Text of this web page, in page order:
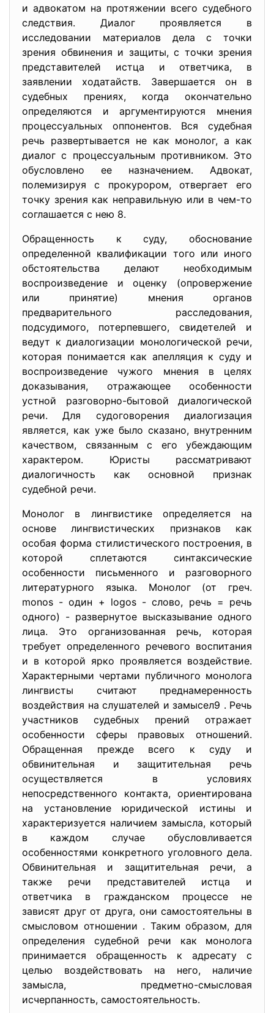
и адвокатом на протяжении всего судебного
следствия. Диалог проявляется в
исследовании материалов дела с точки
зрения обвинения и защиты, с точки зрения
представителей истца и ответчика, в
заявлении ходатайств. Завершается он в
судебных прениях, когда окончательно
определяются и аргументируются мнения
процессуальных оппонентов. Вся судебная
речь развертывается не как монолог, а как
диалог с процессуальным противником. Это
обусловлено ее назначением. Адвокат,
полемизируя с прокурором, отвергает его
точку зрения как неправильную или в чем-то
соглашается с нею 8.
Обращенность к суду, обоснование
определенной квалификации того или иного
обстоятельства делают необходимым
воспроизведение и оценку (опровержение
или принятие) мнения органов
предварительного расследования,
подсудимого, потерпевшего, свидетелей и
ведут к диалогизации монологической речи,
которая понимается как апелляция к суду и
воспроизведение чужого мнения в целях
доказывания, отражающее особенности
устной разговорно-бытовой диалогической
речи. Для судоговорения диалогизация
является, как уже было сказано, внутренним
качеством, связанным с его убеждающим
характером. Юристы рассматривают
диалогичность как основной признак
судебной речи.
Монолог в лингвистике определяется на
основе лингвистических признаков как
особая форма стилистического построения, в
которой сплетаются синтаксические
особенности письменного и разговорного
литературного языка. Монолог (от греч.
monos - один + logos - слово, речь = речь
одного) - развернутое высказывание одного
лица. Это организованная речь, которая
требует определенного речевого воспитания
и в которой ярко проявляется воздействие.
Характерными чертами публичного монолога
лингвисты считают преднамеренность
воздействия на слушателей и замысел9 . Речь
участников судебных прений отражает
особенности сферы правовых отношений.
Обращенная прежде всего к суду и
обвинительная и защитительная речь
осуществляется в условиях
непосредственного контакта, ориентирована
на установление юридической истины и
характеризуется наличием замысла, который
в каждом случае обусловливается
особенностями конкретного уголовного дела.
Обвинительная и защитительная речи, а
также речи представителей истца и
ответчика в гражданском процессе не
зависят друг от друга, они самостоятельны в
смысловом отношении . Таким образом, для
определения судебной речи как монолога
принимается обращенность к адресату с
целью воздействовать на него, наличие
замысла, предметно-смысловая
исчерпанность, самостоятельность.